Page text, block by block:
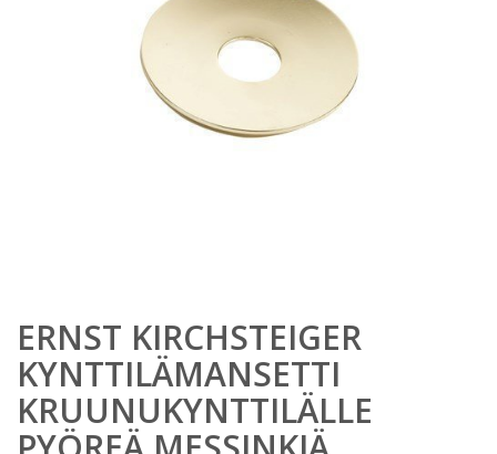
ERNST KIRCHSTEIGER
KYNTTILÄMANSETTI
KRUUNUKYNTTILÄLLE